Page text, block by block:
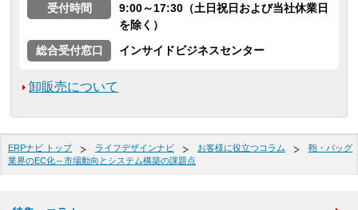
受付時間
9:00～17:30（土日祝日および当社休業日
を除く）
総合受付窓口
インサイドビジネスセンター
卸販売について
ERPナビ トップ ライフデザインナビ お客様に役立つコラム
鞄・バッグ
業界のEC化～市場動向とシステム構築の課題点